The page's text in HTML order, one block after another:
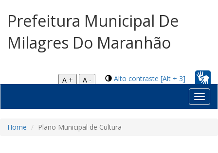
Prefeitura Municipal De
Milagres Do Maranhão
Alto contraste [Alt + 3]
A +
A -
Home Plano Municipal de Cultura